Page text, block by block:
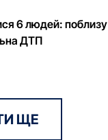
6 людей: поблизу
ДТП
ЩЕ